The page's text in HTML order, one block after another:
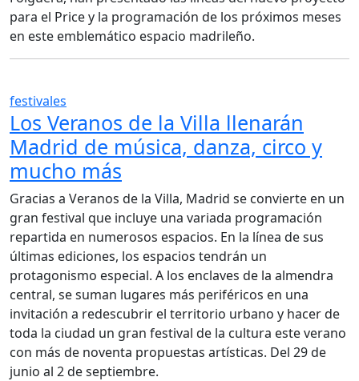
para el Price y la programación de los próximos meses
en este emblemático espacio madrileño.
festivales
Los Veranos de la Villa llenarán
Madrid de música, danza, circo y
mucho más
Gracias a Veranos de la Villa, Madrid se convierte en un
gran festival que incluye una variada programación
repartida en numerosos espacios. En la línea de sus
últimas ediciones, los espacios tendrán un
protagonismo especial. A los enclaves de la almendra
central, se suman lugares más periféricos en una
invitación a redescubrir el territorio urbano y hacer de
toda la ciudad un gran festival de la cultura este verano
con más de noventa propuestas artísticas. Del 29 de
junio al 2 de septiembre.